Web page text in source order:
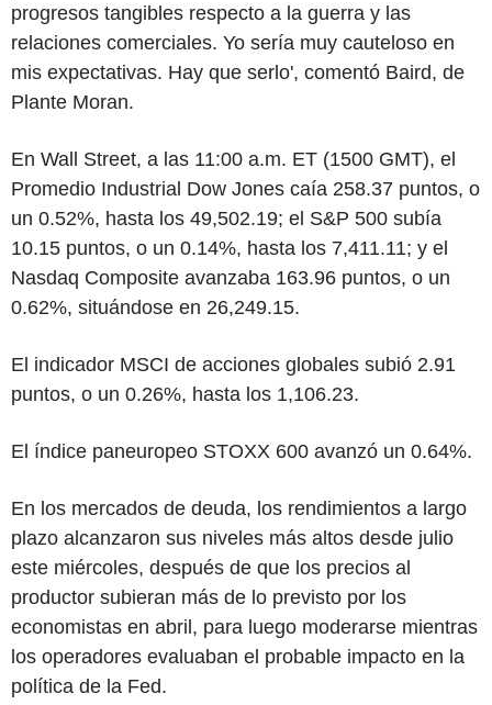
progresos tangibles respecto a la guerra y las
relaciones comerciales. Yo sería muy cauteloso en
mis expectativas. Hay que serlo', comentó Baird, de
Plante Moran.
En Wall Street, a las 11:00 a.m. ET (1500 GMT), el
Promedio Industrial Dow Jones caía 258.37 puntos, o
un 0.52%, hasta los 49,502.19; el S&P 500 subía
10.15 puntos, o un 0.14%, hasta los 7,411.11; y el
Nasdaq Composite avanzaba 163.96 puntos, o un
0.62%, situándose en 26,249.15.
El indicador MSCI de acciones globales subió 2.91
puntos, o un 0.26%, hasta los 1,106.23.
El índice paneuropeo STOXX 600 avanzó un 0.64%.
En los mercados de deuda, los rendimientos a largo
plazo alcanzaron sus niveles más altos desde julio
este miércoles, después de que los precios al
productor subieran más de lo previsto por los
economistas en abril, para luego moderarse mientras
los operadores evaluaban el probable impacto en la
política de la Fed.